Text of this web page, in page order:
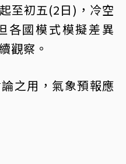
至初五(2日)，冷空
各國模式模擬差異
觀察。
之用，氣象預報應